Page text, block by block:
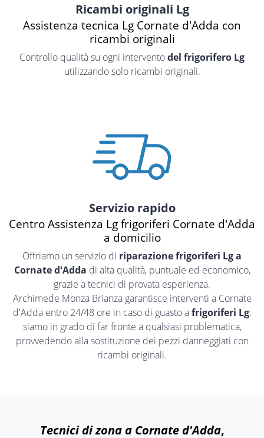
Ricambi originali Lg
Assistenza tecnica Lg Cornate d'Adda con
ricambi originali
Controllo qualità su ogni interventodel frigorifero Lg
utilizzando solo ricambi originali.
Servizio rapido
Centro Assistenza Lg frigoriferi Cornate d'Adda
a domicilio
Offriamo un servizio di riparazione frigoriferi Lg a
Cornate d'Adda di alta qualità, puntuale ed economico,
grazie a tecnici di provata esperienza.
Archimede Monza Brianza garantisce interventi a Cornate
d'Adda entro 24/48 ore in caso di guasto afrigoriferi Lg:
siamo in grado di far fronte a qualsiasi problematica,
provvedendo alla sostituzione dei pezzi danneggiati con
ricambi originali.
Tecnici di zona a Cornate d'Adda,